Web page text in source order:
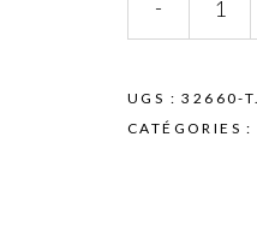
Crème
Anti-
Yon
Ka
-
UGS :32660-
CATÉGORIES